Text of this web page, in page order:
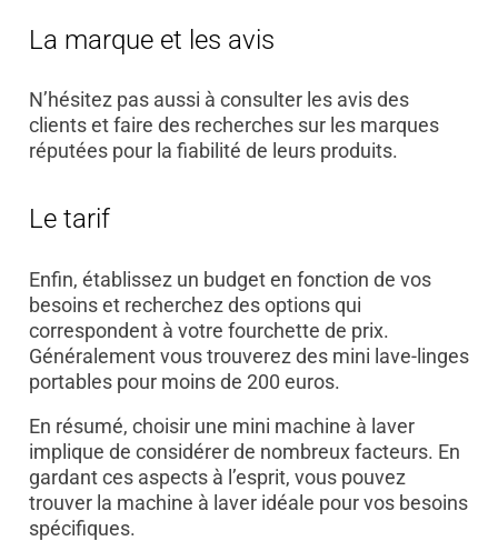
La marque et les avis
N’hésitez pas aussi à consulter les avis des
clients et faire des recherches sur les marques
réputées pour la fiabilité de leurs produits.
Le tarif
Enfin, établissez un budget en fonction de vos
besoins et recherchez des options qui
correspondent à votre fourchette de prix.
Généralement vous trouverez des mini lave-linges
portables pour moins de 200 euros.
En résumé, choisir une mini machine à laver
implique de considérer de nombreux facteurs. En
gardant ces aspects à l’esprit, vous pouvez
trouver la machine à laver idéale pour vos besoins
spécifiques.